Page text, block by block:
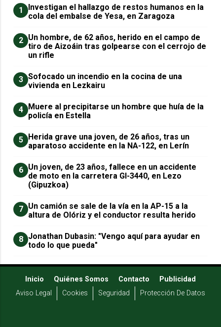
1
Investigan el hallazgo de restos humanos en la
cola del embalse de Yesa, en Zaragoza
2 Un hombre, de 62 años, herido en el campo de
tiro de Aizoáin tras golpearse con el cerrojo de
un rifle
3 Sofocado un incendio en la cocina de una
vivienda en Lezkairu
4
Muere al precipitarse un hombre que huía de la
policía en Estella
5
Herida grave una joven, de 26 años, tras un
aparatoso accidente en la NA-122, en Lerín
6 Un joven, de 23 años, fallece en un accidente
de moto en la carretera GI-3440, en Lezo
(Gipuzkoa)
7 Un camión se sale de la vía en la AP-15 a la
altura de Olóriz y el conductor resulta herido
8 Jonathan Dubasin: "Vengo aquí para ayudar en
todo lo que pueda"
Inicio Quiénes Somos Contacto
Publicidad
Aviso Legal
Cookies Seguridad Protección De Datos